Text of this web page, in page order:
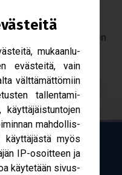
opis­ke­li­joi­den
1968.
Liity jäseneksi!
mukaan­lu­
eväs­teitä, vain
vält­tä­mät­tö­miin
tal­len­ta­mi­
mah­dol­lis­
käyt­tä­jästä myös
IP-​osoitteen ja
käy­te­tään sivus­